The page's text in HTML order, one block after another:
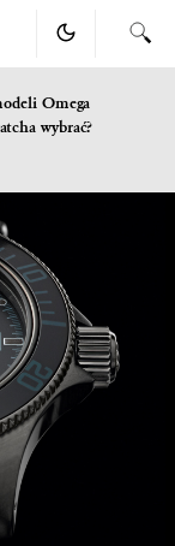
Omega
wybrać?